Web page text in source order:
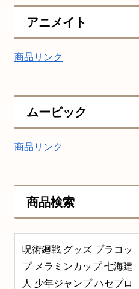
アニメイト
商品リンク
ムービック
商品リンク
商品検索
呪術廻戦 グッズ プラコッ
プ メラミンカップ 七海建
人 少年ジャンプ ハセプロ